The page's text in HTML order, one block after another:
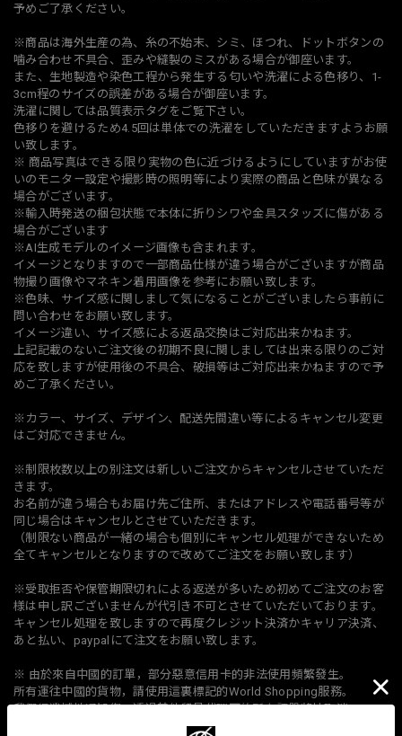
予めご了承ください。
※商品は海外生産の為、糸の不始末、シミ、ほつれ、ドットボタンの
噛み合わせ不具合、歪みや縫製のミスがある場合が御座います。
また、生地製造や染色工程から発生する匂いや洗濯による色移り、1-
3cm程のサイズの誤差がある場合が御座います。
洗濯に関しては品質表示タグをご覧下さい。
色移りを避けるため4.5回は単体での洗濯をしていただきますようお願
い致します。
※ 商品写真はできる限り実物の色に近づけるようにしていますがお使
いのモニター設定や撮影時の照明等により実際の商品と色味が異なる
場合がございます。
※輸入時発送の梱包状態で本体に折りシワや金具スタッズに傷がある
場合がございます
※AI生成モデルのイメージ画像も含まれます。
イメージとなりますので一部商品仕様が違う場合がございますが商品
物撮り画像やマネキン着用画像を参考にお願い致します。
※色味、サイズ感に関しまして気になることがございましたら事前に
問い合わせをお願い致します。
イメージ違い、サイズ感による返品交換はご対応出来かねます。
上記記載のないご注文後の初期不良に関しましては出来る限りのご対
応を致しますが使用後の不具合、破損等はご対応出来かねますので予
めご了承ください。
※カラー、サイズ、デザイン、配送先間違い等によるキャンセル変更
はご対応できません。
※制限枚数以上の別注文は新しいご注文からキャンセルさせていただ
きます。
お名前が違う場合もお届け先ご住所、またはアドレスや電話番号等が
同じ場合はキャンセルとさせていただきます。
（制限ない商品が一緒の場合も個別にキャンセル処理ができないため
全てキャンセルとなりますので改めてご注文をお願い致します）
※受取拒否や保管期限切れによる返送が多いため初めてご注文のお客
様は申し訳ございませんが代引き不可とさせていただいております。
キャンセル処理を致しますので再度クレジット決済かキャリア決済、
あと払い、paypalにて注文をお願い致します。
※ 由於來自中國的訂單，部分惡意信用卡的非法使用頻繁發生。
所有運往中國的貨物，請使用這裏標記的World Shopping服務。
我們很遺憾地通知您，透過其他貿易代理下的所有訂單將被取消。
由於部分惡意訂單，給中國顧客帶來了不便，對此深表歉意，敬請諒